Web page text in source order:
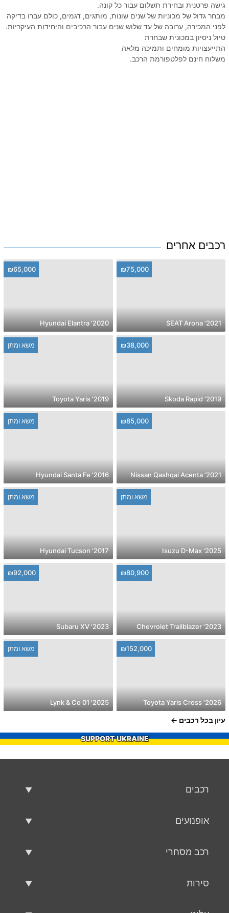
גישה פרטנית ובחירת תשלום עבור כל קונה.
מבחר גדול של מכוניות של שנים שונות, מותגים, דגמים, כולם עברו בדיקה
לפני המכירה, ערובה של עד שלוש שנים עבור הרכיבים והיחידות העיקריות.
טיול ניסיון במכונית שבחרת
התייעצויות מומחים ותמיכה מלאה
משלוח חינם לפלטפורמת הרכב.
רכבים אחרים
₪75,000
2021' SEAT Arona
₪65,000
2020' Hyundai Elantra
₪38,000
2019' Skoda Rapid
משא ומתן
2019' Toyota Yaris
₪85,000
2021' Nissan Qashqai Acenta
משא ומתן
2016' Hyundai Santa Fe
משא ומתן
2025' Isuzu D-Max
משא ומתן
2017' Hyundai Tucson
₪80,900
2023' Chevrolet Trailblazer
₪92,000
2023' Subaru XV
₪152,000
2026' Toyota Yaris Cross
משא ומתן
2025' Lynk & Co 01
עיון בכל רכבים
SUPPORT UKRAINE
רכבים
אופנועים
רכב מסחרי
סירות